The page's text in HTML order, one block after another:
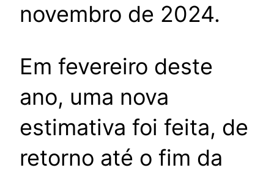
novembro de 2024.
Em fevereiro deste
ano, uma nova
estimativa foi feita, de
retorno até o fim da